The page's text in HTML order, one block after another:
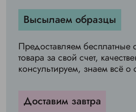
Высылаем образцы
Предоставляем
товара за свой счет,
консультируем, знаем всё о
Доставим завтра